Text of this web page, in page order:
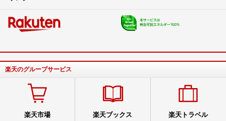
楽天のグループサービス
楽天市場 楽天ブックス 楽天トラベル